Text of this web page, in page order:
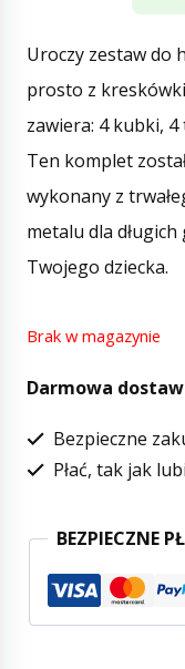
Uroczy zestaw do
prosto z
zawiera: 4 kubki,
Ten komplet
wykonany z
metalu dla
Twojego dziecka.
Brak w magazynie
Darmowa
Bezpieczne
Płać, tak jak
BEZPIECZNE